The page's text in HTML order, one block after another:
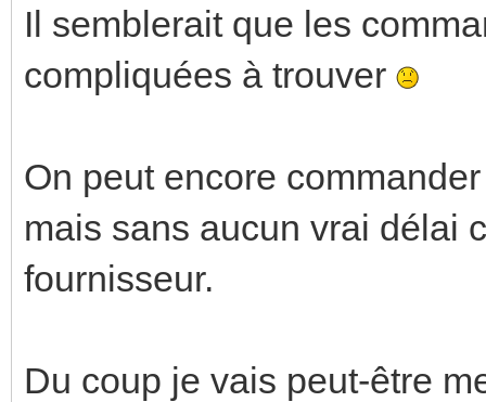
Il semblerait que les
compliquées à trouver
On peut encore
mais sans aucun vrai délai
fournisseur.
Du coup je vais peut-être